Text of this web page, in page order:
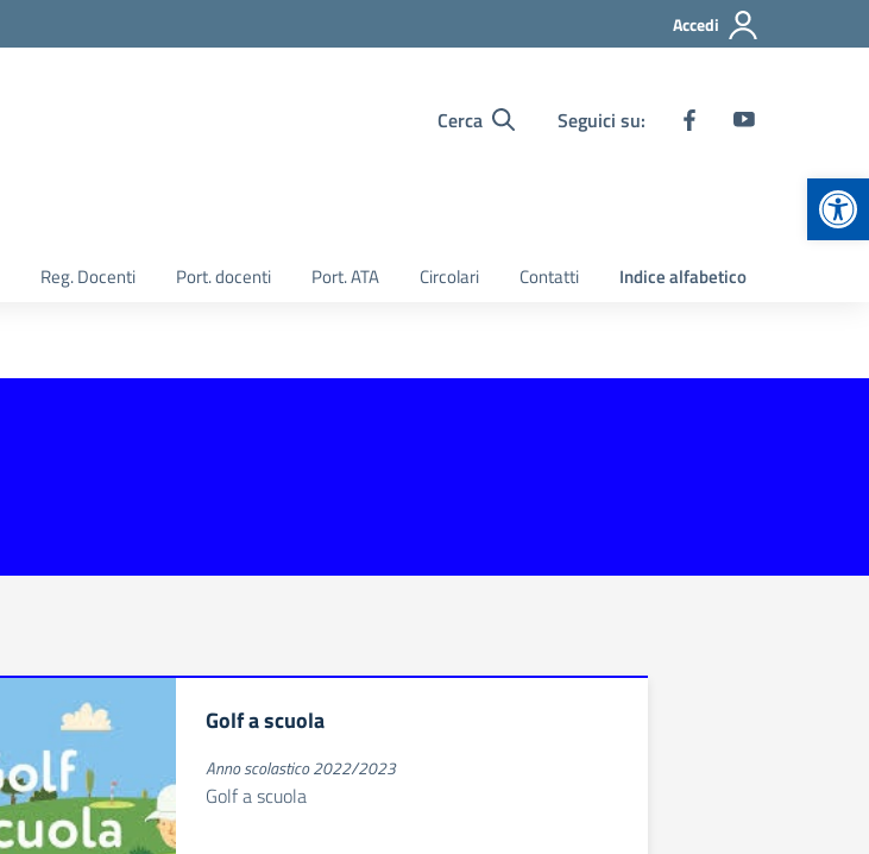
Accedi
Cerca Seguici su:
Reg. Docenti Port. docenti Port. ATA Circolari Contatti Indice alfabetico
Golf a scuola
Anno scolastico 2022/2023
Golf a scuola